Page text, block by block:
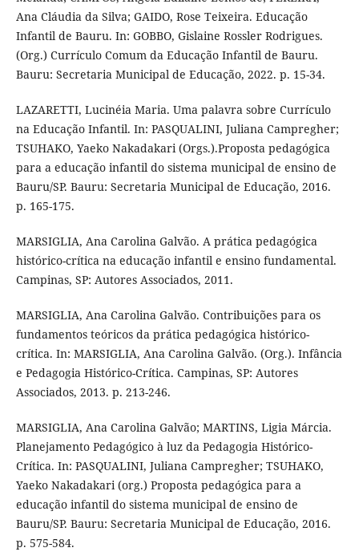
Ana Cláudia da Silva; GAIDO, Rose Teixeira. Educação
Infantil de Bauru. In: GOBBO, Gislaine Rossler Rodrigues.
(Org.) Currículo Comum da Educação Infantil de Bauru.
Bauru: Secretaria Municipal de Educação, 2022. p. 15-34.
LAZARETTI, Lucinéia Maria. Uma palavra sobre Currículo
na Educação Infantil. In: PASQUALINI, Juliana Campregher;
TSUHAKO, Yaeko Nakadakari (Orgs.).Proposta pedagógica
para a educação infantil do sistema municipal de ensino de
Bauru/SP. Bauru: Secretaria Municipal de Educação, 2016.
p. 165-175.
MARSIGLIA, Ana Carolina Galvão. A prática pedagógica
histórico-crítica na educação infantil e ensino fundamental.
Campinas, SP: Autores Associados, 2011.
MARSIGLIA, Ana Carolina Galvão. Contribuições para os
fundamentos teóricos da prática pedagógica histórico-
crítica. In: MARSIGLIA, Ana Carolina Galvão. (Org.). Infância
e Pedagogia Histórico-Crítica. Campinas, SP: Autores
Associados, 2013. p. 213-246.
MARSIGLIA, Ana Carolina Galvão; MARTINS, Ligia Márcia.
Planejamento Pedagógico à luz da Pedagogia Histórico-
Crítica. In: PASQUALINI, Juliana Campregher; TSUHAKO,
Yaeko Nakadakari (org.) Proposta pedagógica para a
educação infantil do sistema municipal de ensino de
Bauru/SP. Bauru: Secretaria Municipal de Educação, 2016.
p. 575-584.